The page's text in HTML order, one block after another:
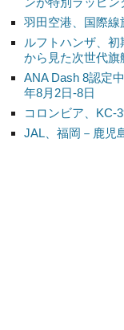
羽田空港、国際線
ルフトハンザ、
から見た次世代旗
ANA Dash 8認定
年8月2日-8日
コロンビア、
JAL、福岡－鹿児